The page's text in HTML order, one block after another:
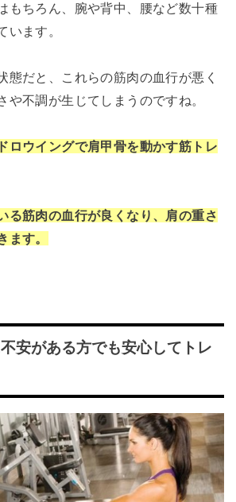
もちろん、腕や背中、腰など数十種
います。
態だと、これらの筋肉の血行が悪く
や不調が生じてしまうのですね。
ロウイングで肩甲骨を動かす筋トレ
る筋肉の血行が良くなり、肩の重さ
ます。
安がある方でも安心してトレ